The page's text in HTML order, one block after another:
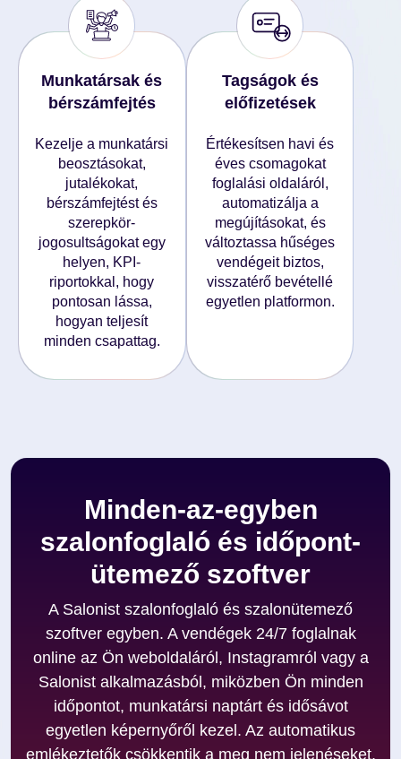
Munkatársak és
bérszámfejtés
Kezelje a munkatársi
beosztásokat,
jutalékokat,
bérszámfejtést és
szerepkör-
jogosultságokat egy
helyen, KPI-
riportokkal, hogy
pontosan lássa,
hogyan teljesít
minden csapattag.
Tagságok és
előfizetések
Értékesítsen havi és
éves csomagokat
foglalási oldaláról,
automatizálja a
megújításokat, és
változtassa hűséges
vendégeit biztos,
visszatérő bevétellé
egyetlen platformon.
Minden-az-egyben
szalonfoglaló és időpont-
ütemező szoftver
A Salonist szalonfoglaló és szalonütemező
szoftver egyben. A vendégek 24/7 foglalnak
online az Ön weboldaláról, Instagramról vagy a
Salonist alkalmazásból, miközben Ön minden
időpontot, munkatársi naptárt és idősávot
egyetlen képernyőről kezel. Az automatikus
emlékeztetők csökkentik a meg nem jelenéseket,